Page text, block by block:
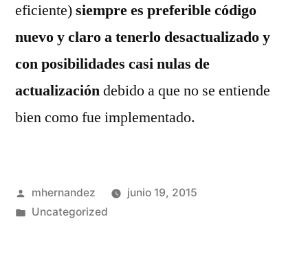
eficiente)siempre es preferible código
nuevo y claro a tenerlo desactualizado y
con posibilidades casi nulas de
actualizacióndebido a que no se entiende
bien como fue implementado.
Publicado
por
mhernandez
junio 19, 2015
Publicado
Uncategorized